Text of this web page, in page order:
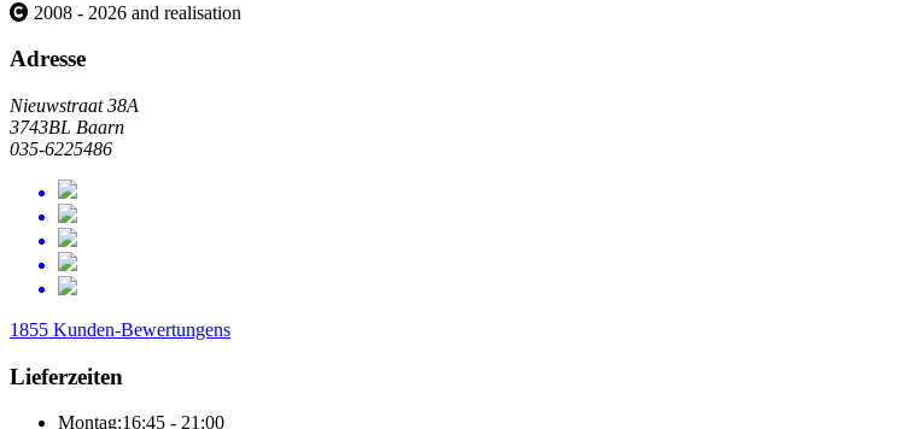
2008 - 2026 and realisation
Adresse
Nieuwstraat 38A
3743BL Baarn
035-6225486
1855 Kunden-Bewertungens
Lieferzeiten
Montag:16:45 - 21:00